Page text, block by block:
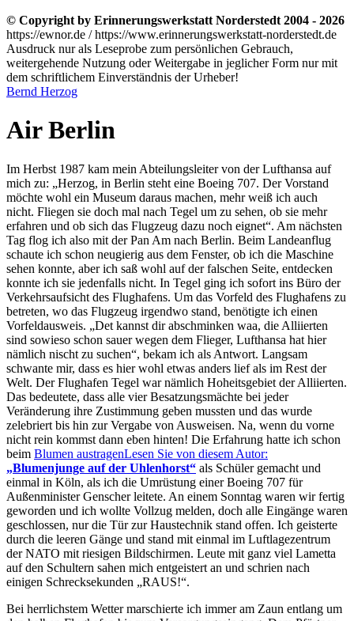
© Copyright by Erinnerungswerkstatt Norderstedt 2004 - 2026
https://ewnor.de / https://www.erinnerungswerkstatt-norderstedt.de
Ausdruck nur als Leseprobe zum persönlichen Gebrauch,
weitergehende Nutzung oder Weitergabe in jeglicher Form nur mit
dem schriftlichem Einverständnis der Urheber!
Bernd Herzog
Air Berlin
Im Herbst 1987 kam mein Abteilungsleiter von der Lufthansa auf
mich zu:
Herzog, in Berlin steht eine Boeing 707. Der Vorstand
möchte wohl ein Museum daraus machen, mehr weiß ich auch
nicht. Fliegen sie doch mal nach Tegel um zu sehen, ob sie mehr
erfahren und ob sich das Flugzeug dazu noch eignet . Am nächsten
Tag flog ich also mit der Pan Am nach Berlin. Beim Landeanflug
schaute ich schon neugierig aus dem Fenster, ob ich die Maschine
sehen konnte, aber ich saß wohl auf der falschen Seite, entdecken
konnte ich sie jedenfalls nicht. In Tegel ging ich sofort ins Büro der
Verkehrsaufsicht des Flughafens. Um das Vorfeld des Flughafens zu
betreten, wo das Flugzeug irgendwo stand, benötigte ich einen
Vorfeldausweis.
Det kannst dir abschminken waa, die Alliierten
sind sowieso schon sauer wegen dem Flieger, Lufthansa hat hier
nämlich nischt zu suchen , bekam ich als Antwort. Langsam
schwante mir, dass es hier wohl etwas anders lief als im Rest der
Welt. Der Flughafen Tegel war nämlich Hoheitsgebiet der Alliierten.
Das bedeutete, dass alle vier Besatzungsmächte bei jeder
Veränderung ihre Zustimmung geben mussten und das wurde
zelebriert bis hin zur Vergabe von Ausweisen. Na, wenn du vorne
nicht rein kommst dann eben hinten! Die Erfahrung hatte ich schon
beim Blumen austragenLesen Sie von diesem Autor:
Blumenjunge auf der Uhlenhorst
als Schüler gemacht und
einmal in Köln, als ich die Umrüstung einer Boeing 707 für
Außenminister Genscher leitete. An einem Sonntag waren wir fertig
geworden und ich wollte Vollzug melden, doch alle Eingänge waren
geschlossen, nur die Tür zur Haustechnik stand offen. Ich geisterte
durch die leeren Gänge und stand mit einmal im Luftlagezentrum
der NATO mit riesigen Bildschirmen. Leute mit ganz viel Lametta
auf den Schultern sahen mich entgeistert an und schrien nach
einigen Schrecksekunden
RAUS! .
Bei herrlichstem Wetter marschierte ich immer am Zaun entlang um